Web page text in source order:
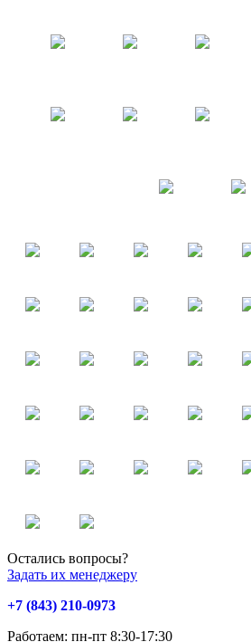
Остались вопросы?
Задать их менеджеру
+7 (843) 210-0973
Работаем: пн-пт 8:30-17:30